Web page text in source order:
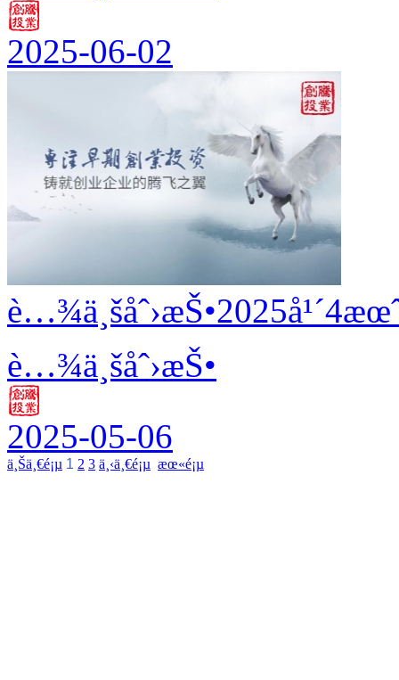
2025-06-02
è…¾ä¸šåˆ›æŠ•
2025-05-06
ä¸Šä¸€é¡µ 1 2 3 ä¸‹ä¸€é¡µ æœ«é¡µ